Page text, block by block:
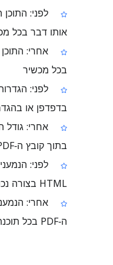
אותו דבר בכל
בכל מכשיר
לפני:
בדפדפן או
אחרי: גודל
בתוך קובץ ה‑PDF שנוצר
לפני:
HTML בצורה נכונה
אחרי:
ה‑PDF בכל תוכנת צפייה ב‑PDF